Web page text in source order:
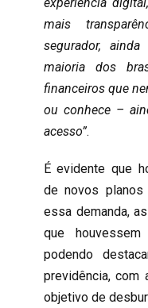
mais
segurador,
maioria dos
financeiros que
ou conhece –
acesso”.
É evidente que
de novos planos
essa demanda,
que
podendo
previdência, com
objetivo de